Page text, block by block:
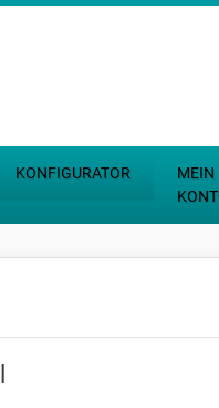
KONFIGURATOR
MEIN